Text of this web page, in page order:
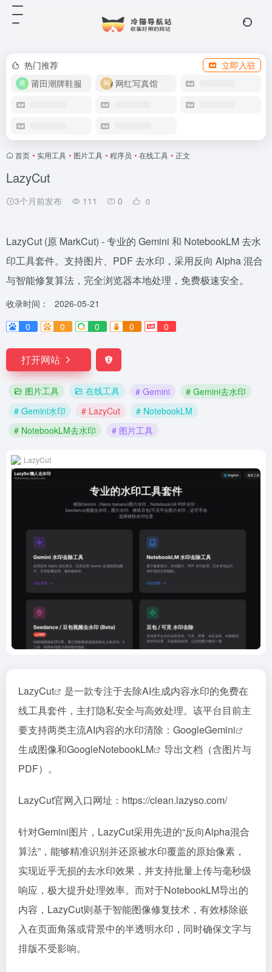
热门推荐
立即入驻
莆田潮牌鞋服
网红写真馆
首页 • 实用工具 • 图片工具 • 程序员 • 在线工具 • 正文
LazyCut
3个月前发布 111 0 0
LazyCut (原 MarkCut) - 专业的 Gemini 和 NotebookLM 去水
印工具套件。支持图片、PDF 去水印，采用反向 Alpha 混合
与智能修复算法，完全浏览器本地处理，免费极速安全。
收录时间：
2026-05-21
0
0 0 0 0
打开网站
图片工具 在线工具 # Gemini
# Gemini去水印
# Gemini水印
# LazyCut
# NotebookLM
# NotebookLM去水印
# 图片工具
LazyCut
LazyCut
是一款专注于去除AI生成内容水印的免费在
线工具套件，主打隐私安全与高效处理。该平台目前主
要支持两类主流AI内容的水印清除：GoogleGemini
生成图像和GoogleNotebookLM
导出文档（含图片与
PDF）。
LazyCut官网入口网址：https://clean.lazyso.com/
针对Gemini图片，LazyCut采用先进的“反向Alpha混合
算法”，能够精准识别并还原被水印覆盖的原始像素，
实现近乎无损的去水印效果，并支持批量上传与毫秒级
响应，极大提升处理效率。而对于NotebookLM导出的
内容，LazyCut则基于智能图像修复技术，有效移除嵌
入在页面角落或背景中的半透明水印，同时确保文字与
排版不受影响。